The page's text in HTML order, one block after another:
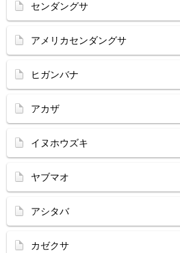
センダングサ
アメリカセンダングサ
ヒガンバナ
アカザ
イヌホウズキ
ヤブマオ
アシタバ
カゼクサ